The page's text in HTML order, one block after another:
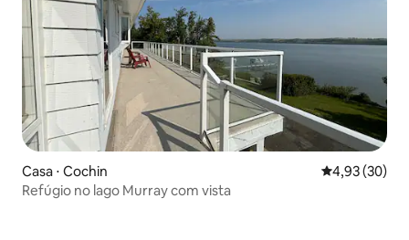
Casa ⋅ Cochin 4,93 de uma
4,93 (30)
Refúgio no lago Murray com vista